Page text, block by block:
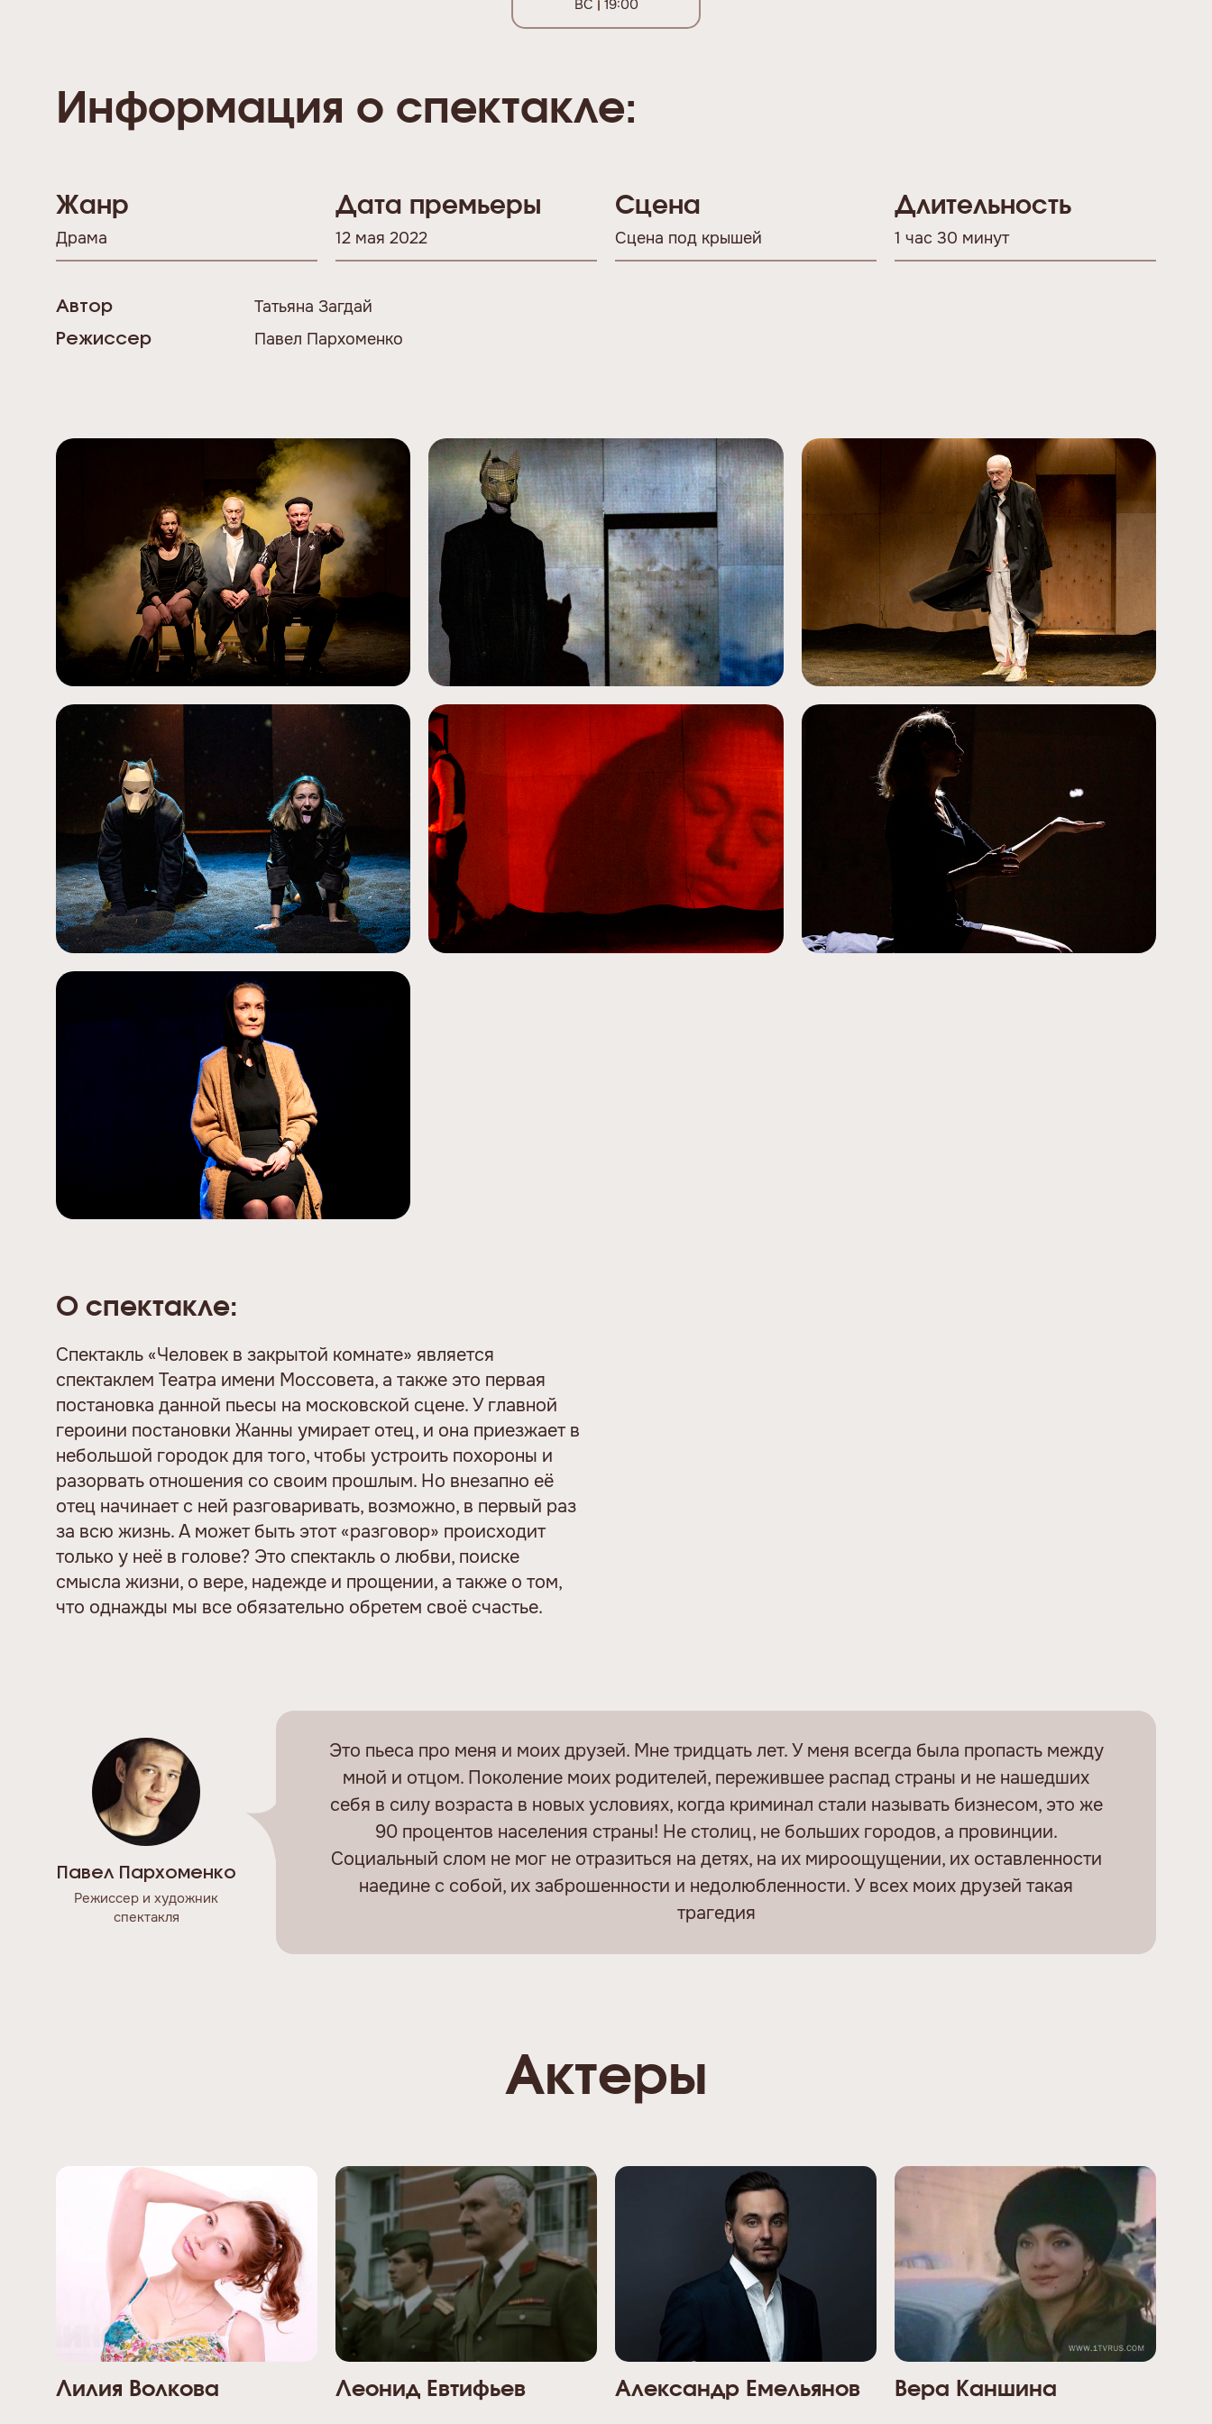
ВС 19:00
Информация о спектакле:
Жанр
Драма
Дата премьеры
12 мая 2022
Сцена
Сцена под крышей
Длительность
1 час 30 минут
Автор Татьяна Загдай
Режиссер Павел Пархоменко
О спектакле:
Спектакль «Человек в закрытой комнате» является
спектаклем Театра имени Моссовета, а также это первая
постановка данной пьесы на московской сцене. У главной
героини постановки Жанны умирает отец, и она приезжает в
небольшой городок для того, чтобы устроить похороны и
разорвать отношения со своим прошлым. Но внезапно её
отец начинает с ней разговаривать, возможно, в первый раз
за всю жизнь. А может быть этот «разговор» происходит
только у неё в голове? Это спектакль о любви, поиске
смысла жизни, о вере, надежде и прощении, а также о том,
что однажды мы все обязательно обретем своё счастье.
Павел Пархоменко
Режиссер и художник
спектакля
Это пьеса про меня и моих друзей. Мне тридцать лет. У меня всегда была пропасть между
мной и отцом. Поколение моих родителей, пережившее распад страны и не нашедших
себя в силу возраста в новых условиях, когда криминал стали называть бизнесом, это же
90 процентов населения страны! Не столиц, не больших городов, а провинции.
Социальный слом не мог не отразиться на детях, на их мироощущении, их оставленности
наедине с собой, их заброшенности и недолюбленности. У всех моих друзей такая
трагедия
Актеры
Лилия Волкова Леонид Евтифьев Александр Емельянов Вера Каншина